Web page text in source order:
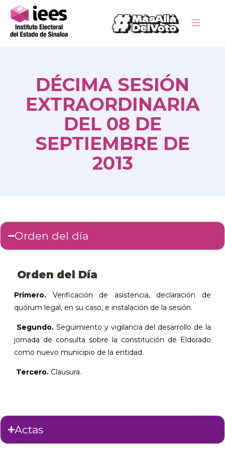
DÉCIMA SESIÓN
EXTRAORDINARIA
DEL 08 DE
SEPTIEMBRE DE
2013
Orden del día
Orden del Día
Primero. Verificación de asistencia, declaración de
quórum legal, en su caso, e instalación de la sesión.
Segundo.Seguimiento y vigilancia del desarrollo de la
jornada de consulta sobre la constitución de Eldorado
como nuevo municipio de la entidad.
Tercero. Clausura.
Actas